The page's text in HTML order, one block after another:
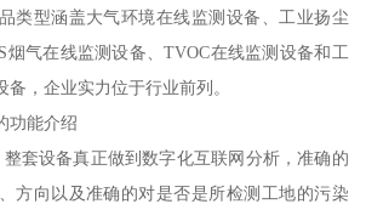
类型涵盖大气环境在线监测设备、工业扬尘
烟气在线监测设备、TVOC在线监测设备和工
，企业实力位于行业前列。
功能介绍
套设备真正做到数字化互联网分析，准确的
方向以及准确的对是否是所检测工地的污染